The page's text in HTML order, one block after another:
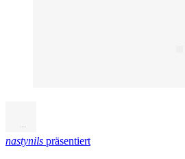
nastynils präsentiert